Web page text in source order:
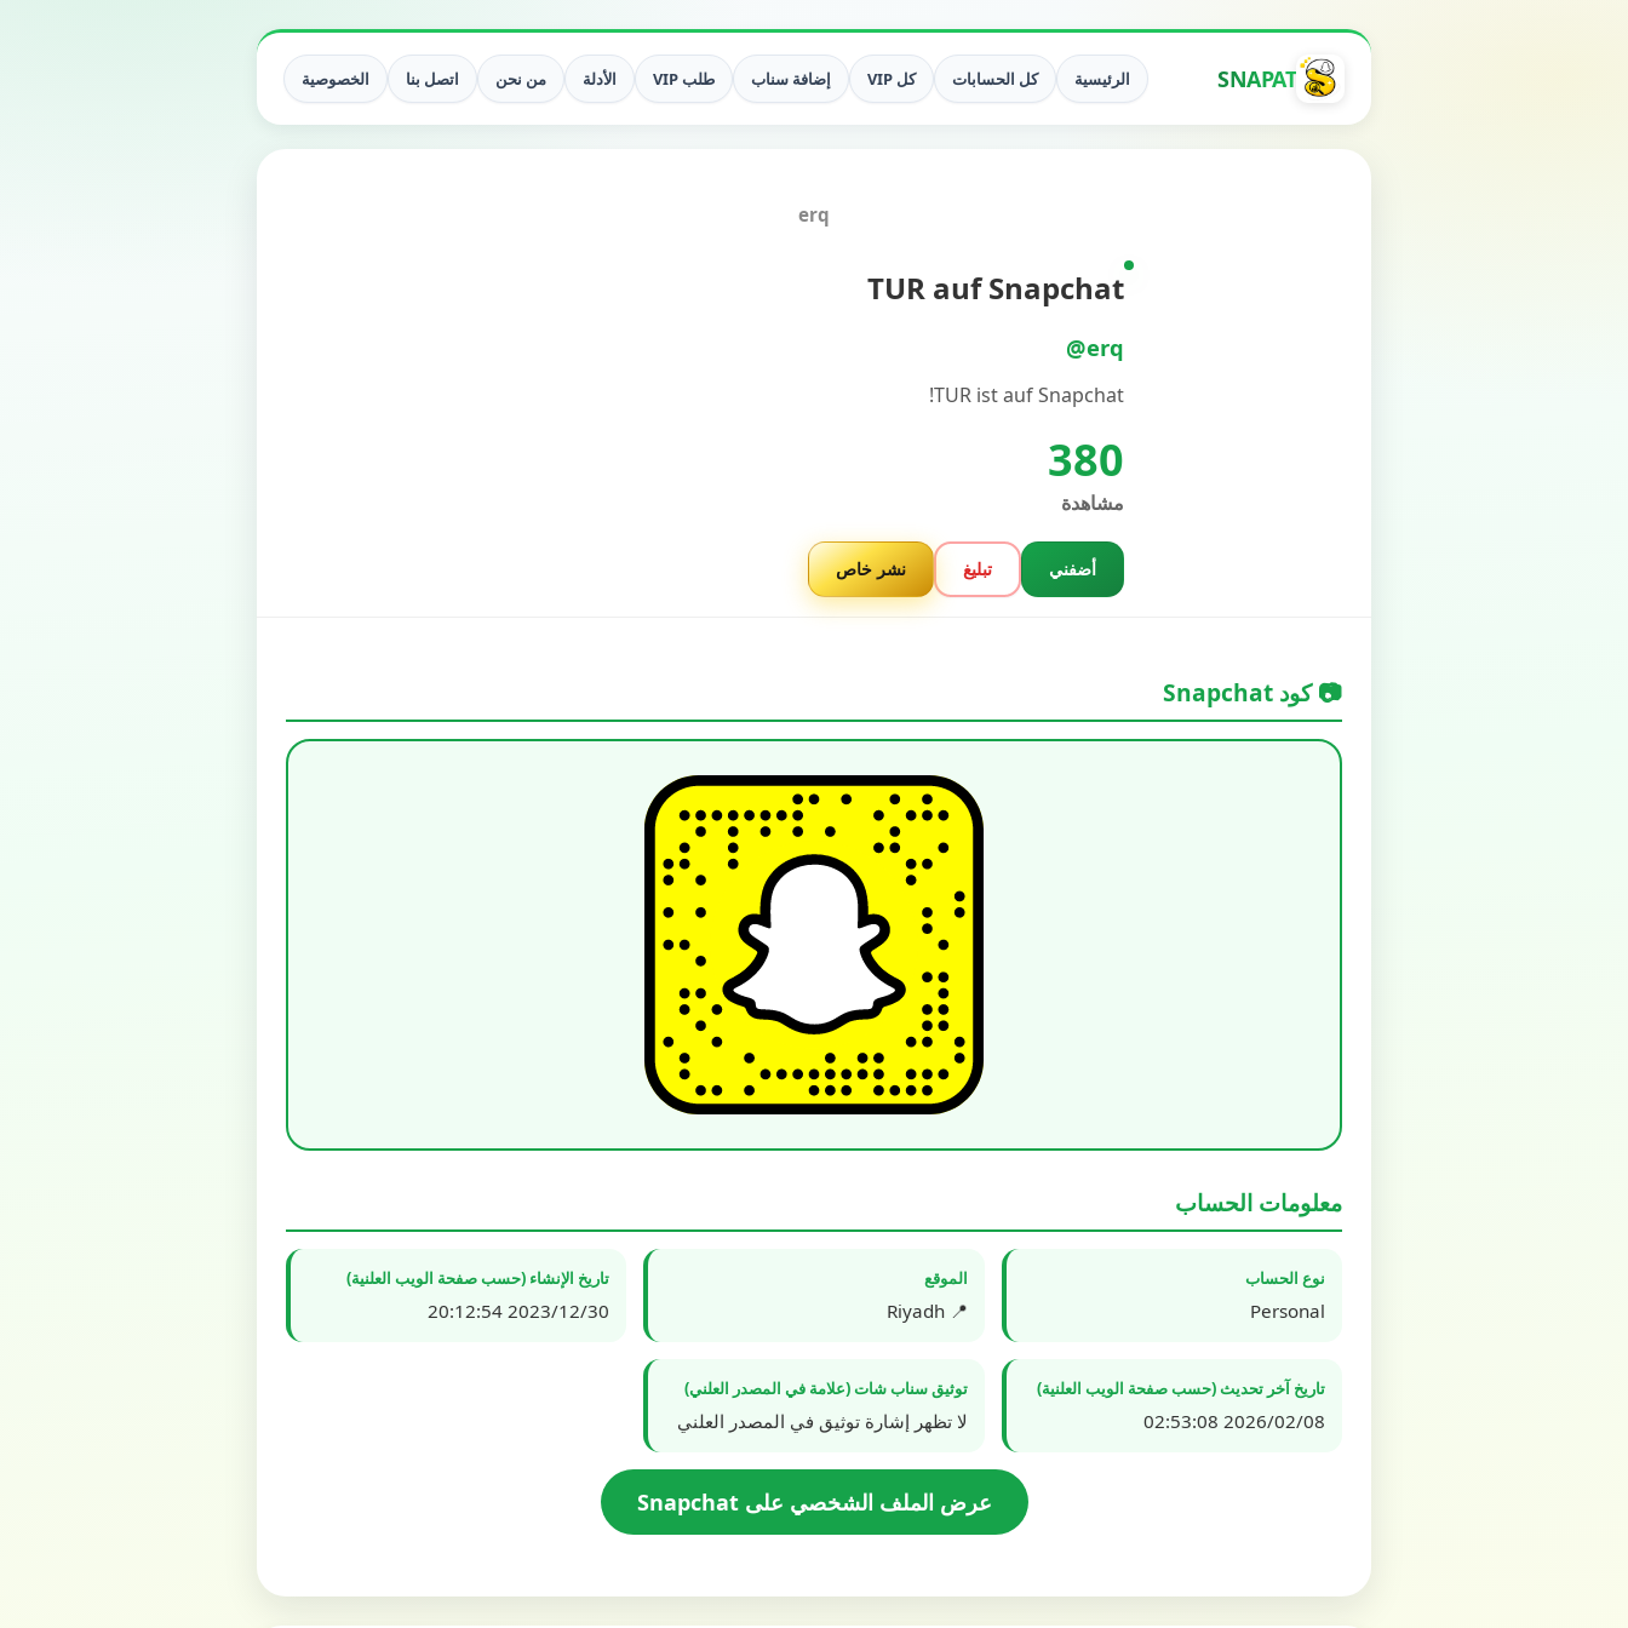
SNAPAT الرئيسية كل الحسابات كل VIP إضافة سناب طلب VIP الأدلة من نحن اتصل بنا الخصوصية
erq
TUR auf Snapchat
@erq
TUR ist auf Snapchat!
380
مشاهدة
أضفني تبليغ نشر خاص
📷 كود Snapchat
معلومات الحساب
نوع الحساب
Personal
الموقع
📍 Riyadh
تاريخ الإنشاء (حسب صفحة الويب العلنية)
2023/12/30 20:12:54
تاريخ آخر تحديث (حسب صفحة الويب العلنية)
2026/02/08 02:53:08
توثيق سناب شات (علامة في المصدر العلني)
لا تظهر إشارة توثيق في المصدر العلني
عرض الملف الشخصي على Snapchat